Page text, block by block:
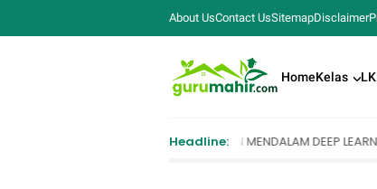
About UsContact UsSitemapDisclaimer
HomeKelas
Headline:
MENDALAM DEEP LEARNING KELAS 7, 8, dan 9 SMP/